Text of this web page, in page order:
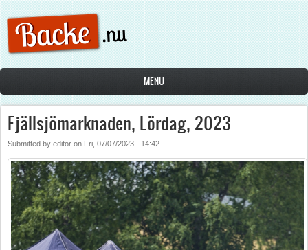
Skip to main content
MENU
Fjällsjömarknaden, Lördag, 2023
Submitted by editor on Fri, 07/07/2023 - 14:42